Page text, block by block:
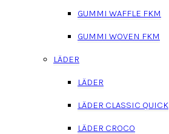
GUMMI WAFFLE FKM
GUMMI WOVEN FKM
LÄDER
LÄDER
LÄDER CLASSIC QUICK
LÄDER CROCO